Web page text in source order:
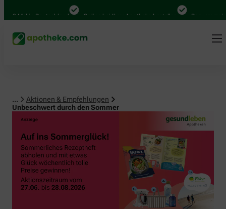
Mal in Deutschland Online bei Ihrer Apotheke bestellen Bequem
...
Aktionen & Empfehlungen
Unbeschwert durch den Sommer